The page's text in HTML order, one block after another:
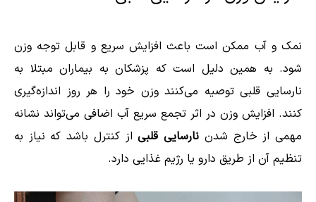
نمک و آب ممکن است باعث افزایش سریع و قابل توجه وزن
شود. به همین دلیل است که پزشکان به بیماران مبتلا به
نارسایی قلبی توصیه می‌کنند وزن خود را هر روز اندازه‌گیری
کنند. افزایش وزن در اثر تجمع سریع آب اضافی می‌تواند نشانه
مهمی از خارج شدن نارسایی قلبیاز کنترل باشد که نیاز به
تنظیم آن از طریق دارو یا رژیم غذایی دارد.